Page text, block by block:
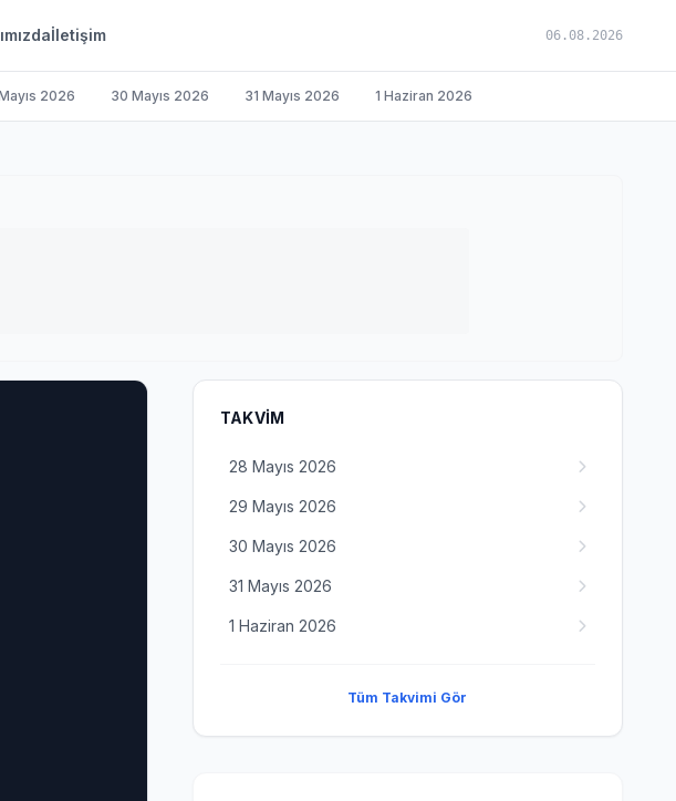
İletişim 06.08.2026
2026 30 Mayıs 2026 31 Mayıs 2026 1 Haziran 2026
TAKVIM
28 Mayıs 2026
29 Mayıs 2026
30 Mayıs 2026
31 Mayıs 2026
1 Haziran 2026
Tüm Takvimi Gör